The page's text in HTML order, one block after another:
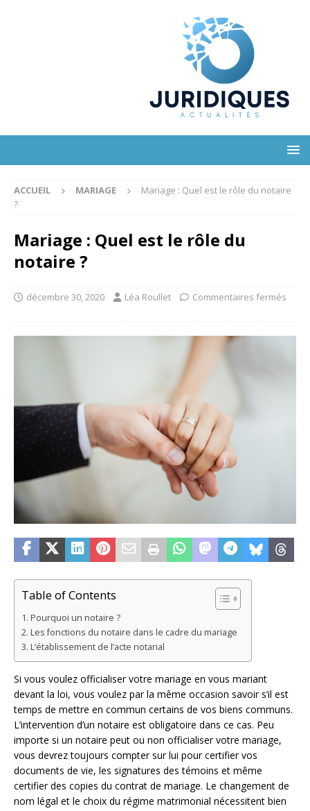
ACCUEIL MARIAGE
Mariage : Quel est le rôle du notaire
?
Mariage : Quel est le rôle du
notaire ?
décembre 30, 2020 Léa Roullet Commentaires fermés
Table of Contents
Pourquoi un notaire ?
Les fonctions du notaire dans le cadre du mariage
L’établissement de l’acte notarial
Si vous voulez officialiser votre mariage en vous mariant
devant la loi, vous voulez par la même occasion savoir s’il est
temps de mettre en commun certains de vos biens communs.
L’intervention d’un notaire est obligatoire dans ce cas. Peu
importe si un notaire peut ou non officialiser votre mariage,
vous devrez toujours compter sur lui pour certifier vos
documents de vie, les signatures des témoins et même
certifier des copies du contrat de mariage. Le changement de
nom légal et le choix du régime matrimonial nécessitent bien